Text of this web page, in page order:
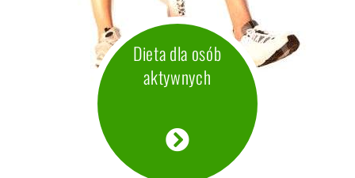
Dieta dla osób
aktywnych
Celem odpowiedniej strategii żywieniowej i planu
treningowego może być poprawa kondycji organizmu,
wydolności fizycznej czy osiągnięcie przyrostu masy
mięśniowej przy jednoczesnej redukcji tkanki tłuszczowej.